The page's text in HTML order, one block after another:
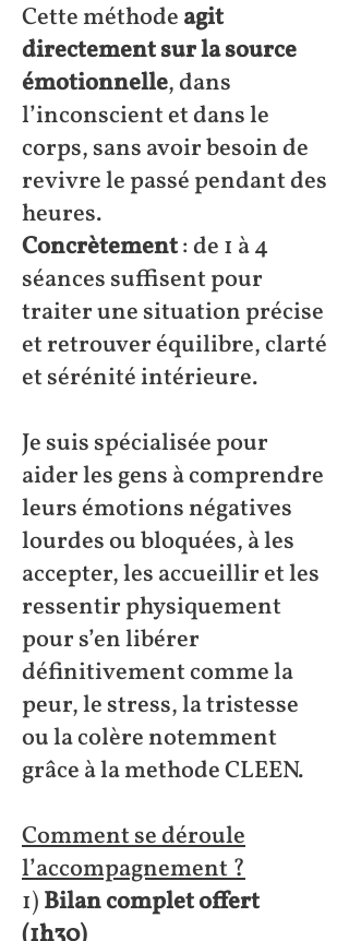
Cette méthodeagit
directement sur la source
émotionnelle, dans
l’inconscient et dans le
corps, sans avoir besoin de
revivre le passé pendant des
heures.
Concrètement: de 1 à 4
séances suffisent pour
traiter une situation précise
et retrouver équilibre, clarté
et sérénité intérieure.
Je suis spécialisée pour
aider les gens à comprendre
leurs émotions négatives
lourdes ou bloquées, à les
accepter, les accueillir et les
ressentir physiquement
pour s’en libérer
définitivement comme la
peur, le stress, la tristesse
ou la colère notemment
grâce à la methode CLEEN.
Comment se déroule
l’accompagnement ?
1)Bilan complet offert